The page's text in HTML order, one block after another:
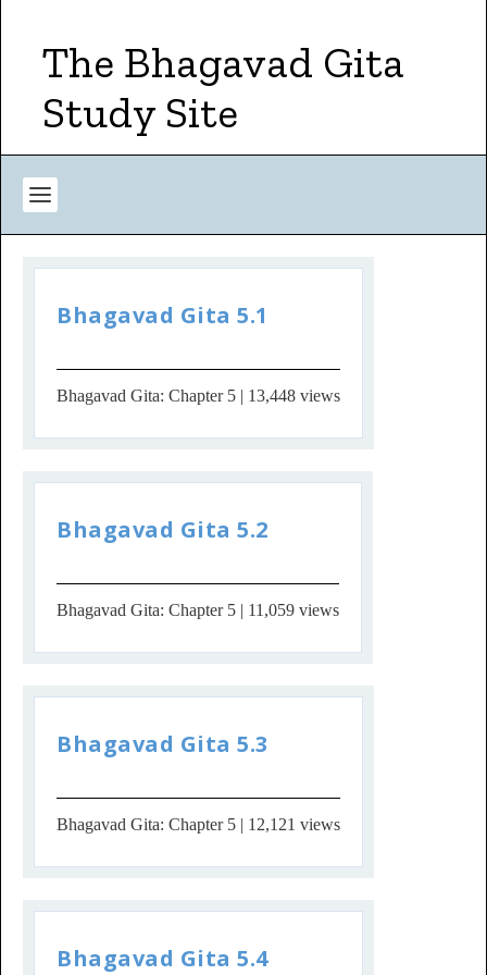
The Bhagavad Gita
Study Site
Bhagavad Gita 5.1
Bhagavad Gita: Chapter 5 | 13,448 views
Bhagavad Gita 5.2
Bhagavad Gita: Chapter 5 | 11,059 views
Bhagavad Gita 5.3
Bhagavad Gita: Chapter 5 | 12,121 views
Bhagavad Gita 5.4